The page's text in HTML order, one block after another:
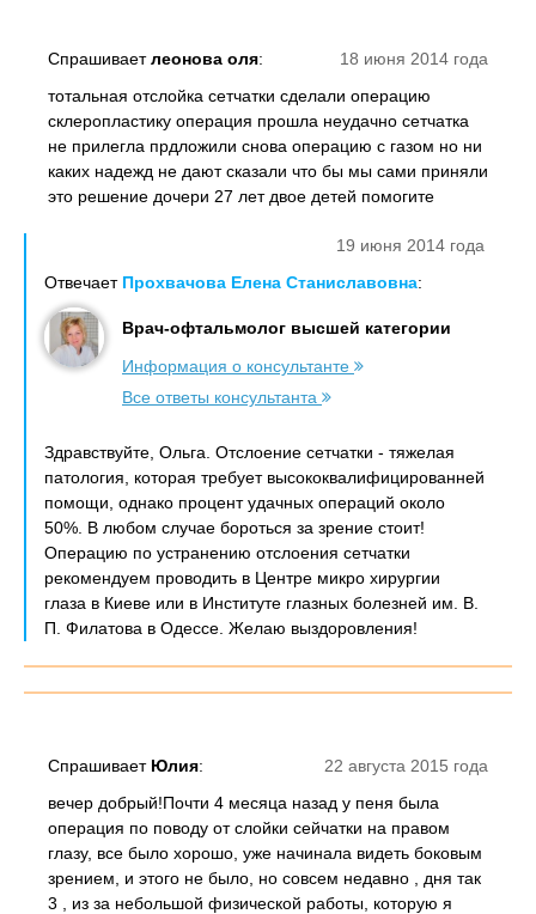
18 июня 2014 года
Спрашиваетлеонова оля:
тотальная отслойка сетчатки сделали операцию
склеропластику операция прошла неудачно сетчатка
не прилегла прдложили снова операцию с газом но ни
каких надежд не дают сказали что бы мы сами приняли
это решение дочери 27 лет двое детей помогите
19 июня 2014 года
Отвечает Прохвачова Елена Станиславовна:
Врач-офтальмолог высшей категории
Информация о консультанте
Все ответы консультанта
Здравствуйте, Ольга. Отслоение сетчатки - тяжелая
патология, которая требует высококвалифицированней
помощи, однако процент удачных операций около
50%. В любом случае бороться за зрение стоит!
Операцию по устранению отслоения сетчатки
рекомендуем проводить в Центре микро хирургии
глаза в Киеве или в Институте глазных болезней им. В.
П. Филатова в Одессе. Желаю выздоровления!
22 августа 2015 года
Спрашивает Юлия:
вечер добрый!Почти 4 месяца назад у пеня была
операция по поводу от слойки сейчатки на правом
глазу, все было хорошо, уже начинала видеть боковым
зрением, и этого не было, но совсем недавно , дня так
3 , из за небольшой физической работы, которую я